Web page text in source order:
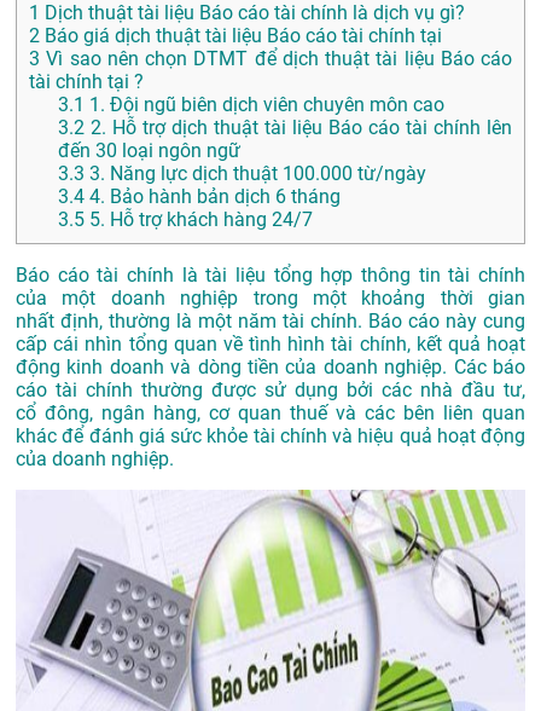
1 Dịch thuật tài liệu Báo cáo tài chính là dịch vụ gì?
2 Báo giá dịch thuật tài liệu Báo cáo tài chính tại
3 Vì sao nên chọn DTMT để dịch thuật tài liệu Báo cáo
tài chính tại ?
3.1 1. Đội ngũ biên dịch viên chuyên môn cao
3.2 2. Hỗ trợ dịch thuật tài liệu Báo cáo tài chính lên
đến 30 loại ngôn ngữ
3.3 3. Năng lực dịch thuật 100.000 từ/ngày
3.4 4. Bảo hành bản dịch 6 tháng
3.5 5. Hỗ trợ khách hàng 24/7
Báo cáotài chính là tài liệu tổng hợp thông tin tài chính
của một doanh nghiệp trong một khoảng thời gian
nhất định, thường là một năm tài chính. Báo cáo này cung
cấp cái nhìn tổng quan về tình hình tài chính, kếtquả hoạt
động kinh doanh và dòng tiền của doanh nghiệp. Cácbáo
cáo tài chính thường được sử dụng bởi các nhà đầu tư,
cổ đông, ngân hàng, cơ quan thuế và các bên liên quan
khác để đánh giá sức khỏe tài chính và hiệu quả hoạt động
của doanh nghiệp.